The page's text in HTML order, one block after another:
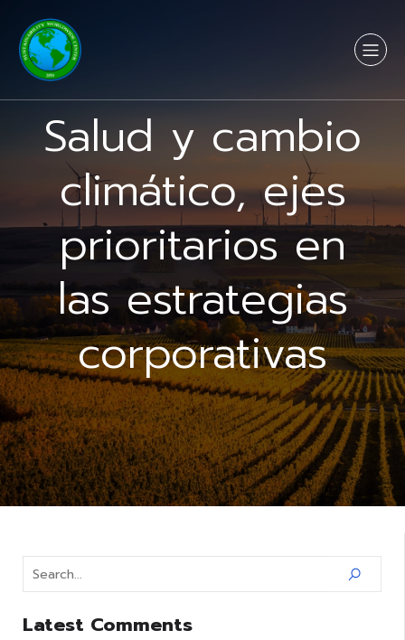
Salud y cambio
climático, ejes
prioritarios en
las estrategias
corporativas
Latest Comments